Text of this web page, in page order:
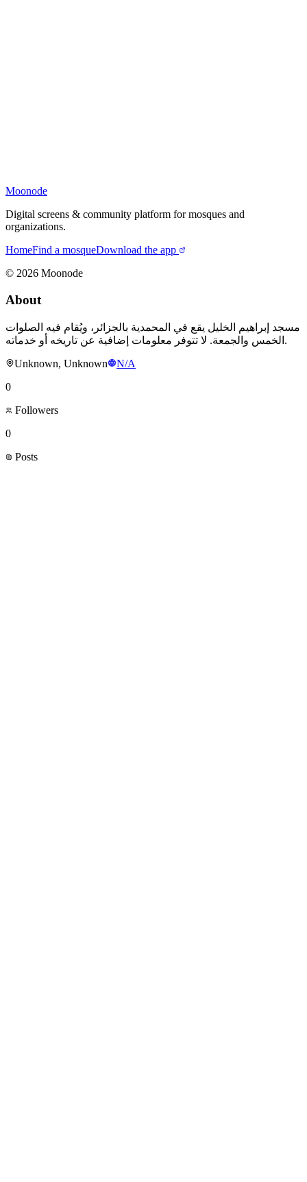
Moonode
Digital screens & community platform for mosques and
organizations.
HomeFind a mosqueDownload the app
© 2026 Moonode
About
مسجد إبراهيم الخليل يقع في المحمدية بالجزائر، ويُقام فيه الصلوات
الخمس والجمعة. لا تتوفر معلومات إضافية عن تاريخه أو خدماته.
Unknown, Unknown
N/A
0
Followers
0
Posts